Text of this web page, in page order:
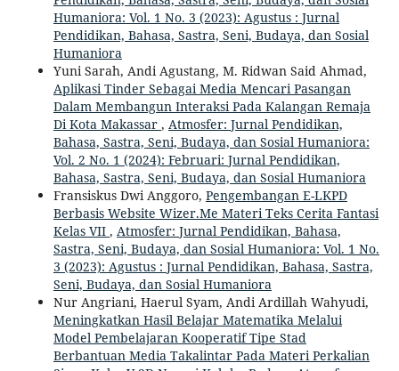
Humaniora: Vol. 1 No. 3 (2023): Agustus : Jurnal
Pendidikan, Bahasa, Sastra, Seni, Budaya, dan Sosial
Humaniora
Yuni Sarah, Andi Agustang, M. Ridwan Said Ahmad,
Aplikasi Tinder Sebagai Media Mencari Pasangan
Dalam Membangun Interaksi Pada Kalangan Remaja
Di Kota Makassar , Atmosfer: Jurnal Pendidikan,
Bahasa, Sastra, Seni, Budaya, dan Sosial Humaniora:
Vol. 2 No. 1 (2024): Februari: Jurnal Pendidikan,
Bahasa, Sastra, Seni, Budaya, dan Sosial Humaniora
Fransiskus Dwi Anggoro, Pengembangan E-LKPD
Berbasis Website Wizer.Me Materi Teks Cerita Fantasi
Kelas VII , Atmosfer: Jurnal Pendidikan, Bahasa,
Sastra, Seni, Budaya, dan Sosial Humaniora: Vol. 1 No.
3 (2023): Agustus : Jurnal Pendidikan, Bahasa, Sastra,
Seni, Budaya, dan Sosial Humaniora
Nur Angriani, Haerul Syam, Andi Ardillah Wahyudi,
Meningkatkan Hasil Belajar Matematika Melalui
Model Pembelajaran Kooperatif Tipe Stad
Berbantuan Media Takalintar Pada Materi Perkalian